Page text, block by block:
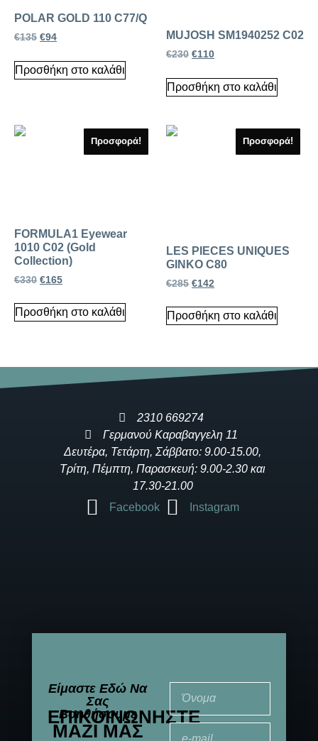
POLAR GOLD 110 C77/Q
€135 €94
Προσθήκη στο καλάθι
MUJOSH SM1940252 C02
€230 €110
Προσθήκη στο καλάθι
Προσφορά!
FORMULA1 Eyewear
1010 C02 (Gold
Collection)
€330 €165
Προσθήκη στο καλάθι
Προσφορά!
LES PIECES UNIQUES
GINKO C80
€285 €142
Προσθήκη στο καλάθι
2310 669274
Γερμανού Καραβαγγελη 11
Δευτέρα, Τετάρτη, Σάββατο: 9.00-15.00,
Τρίτη, Πέμπτη, Παρασκευή: 9.00-2.30 και
17.30-21.00
Facebook
Instagram
Είμαστε Εδώ Να
Σας
Βοηθήσουμε
ΕΠΙΚΟΙΝΩΝΉΣΤΕ
ΜΑΖΊ ΜΑΣ